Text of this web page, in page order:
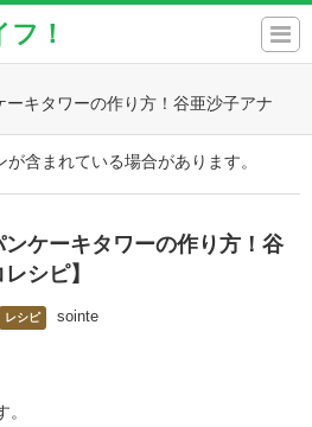
！
キタワーの作り方！谷亜沙子アナ
含まれている場合があります。
ケーキタワーの作り方！谷
シピ】
レシピ sointe